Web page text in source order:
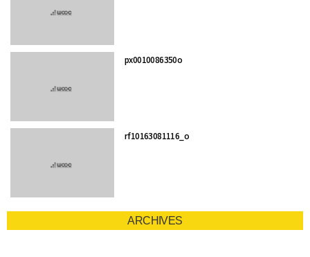
px0010086350o
rf10163081116_o
ARCHIVES